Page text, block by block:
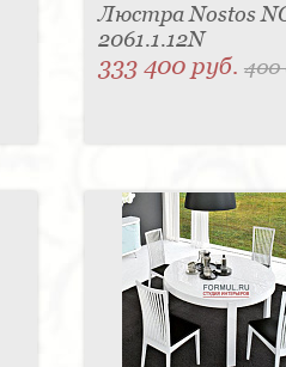
Люстра Nostos
2061.1.12N
333 400 руб. 400